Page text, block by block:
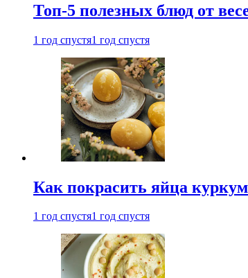
Топ-5 полезных блюд от
1 год спустя1 год спустя
Как покрасить яйца
1 год спустя1 год спустя